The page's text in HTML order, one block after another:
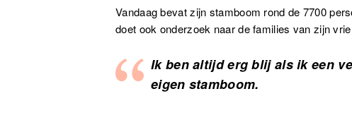
Vandaag bevat zijn stamboom rond de 7700
doet ook onderzoek naar de families van zijn
Ik ben altijd erg blij als ik een
eigen stamboom.